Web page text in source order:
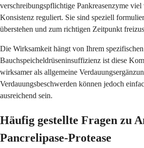
verschreibungspflichtige Pankreasenzyme
Konsistenz reguliert. Sie sind speziell
überstehen und zum richtigen Zeitpunkt
Die Wirksamkeit hängt von Ihrem
Bauchspeicheldrüseninsuffizienz ist diese
wirksamer als allgemeine
Verdauungsbeschwerden können jedoch
ausreichend sein.
Häufig gestellte Fragen zu
Pancrelipase-Protease